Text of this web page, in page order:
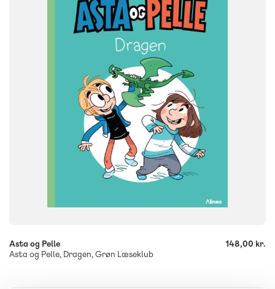
1. klasse 2. klasse 3. klasse
Flergangsbog
Asta og Pelle
Asta og Pelle, Dragen, Grøn Læseklub
148,00 kr.